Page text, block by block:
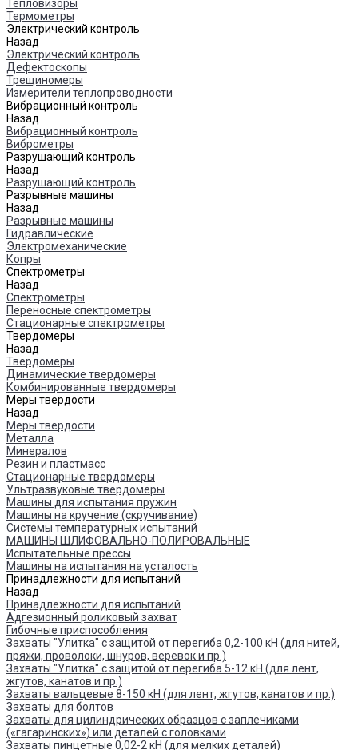
Тепловизоры
Термометры
Электрический контроль
Назад
Электрический контроль
Дефектоскопы
Трещиномеры
Измерители теплопроводности
Вибрационный контроль
Назад
Вибрационный контроль
Виброметры
Разрушающий контроль
Назад
Разрушающий контроль
Разрывные машины
Назад
Разрывные машины
Гидравлические
Электромеханические
Копры
Спектрометры
Назад
Спектрометры
Переносные спектрометры
Стационарные спектрометры
Твердомеры
Назад
Твердомеры
Динамические твердомеры
Комбинированные твердомеры
Меры твердости
Назад
Меры твердости
Металла
Минералов
Резин и пластмасс
Стационарные твердомеры
Ультразвуковые твердомеры
Машины для испытания пружин
Машины на кручение (скручивание)
Системы температурных испытаний
МАШИНЫ ШЛИФОВАЛЬНО-ПОЛИРОВАЛЬНЫЕ
Испытательные прессы
Машины на испытания на усталость
Принадлежности для испытаний
Назад
Принадлежности для испытаний
Адгезионный роликовый захват
Гибочные приспособления
Захваты "Улитка" с защитой от перегиба 0,2-100 кН (для нитей,
пряжи, проволоки, шнуров, веревок и пр.)
Захваты "Улитка" с защитой от перегиба 5-12 кН (для лент,
жгутов, канатов и пр.)
Захваты вальцевые 8-150 кН (для лент, жгутов, канатов и пр.)
Захваты для болтов
Захваты для цилиндрических образцов с заплечиками
(«гагаринских») или деталей с головками
Захваты пинцетные 0,02-2 кН (для мелких деталей)